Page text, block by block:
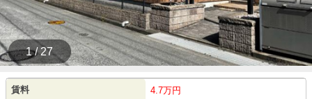
1 / 27
賃料 4.7万円